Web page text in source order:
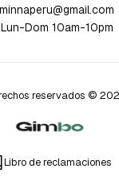
minnaperu@gmail.com
Lun-Dom 10am-10pm
reservados ©
Libro de reclamaciones